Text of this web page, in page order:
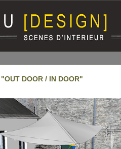
DOOR / IN DOOR"